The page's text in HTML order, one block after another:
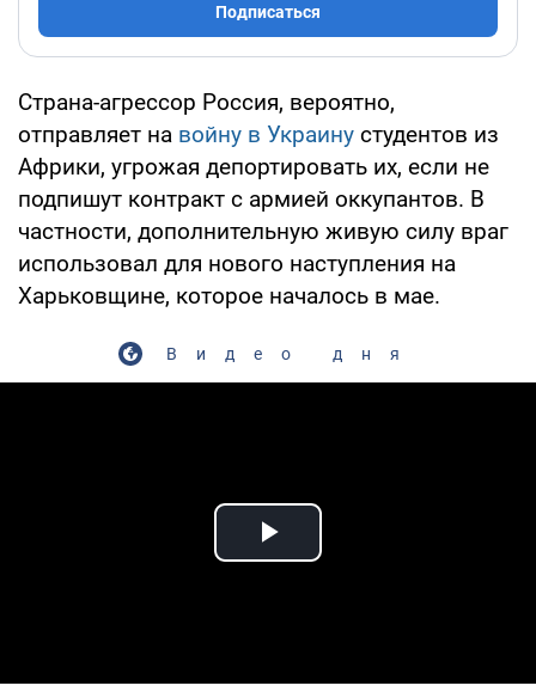
Подписаться
Страна-агрессор Россия, вероятно,
отправляет на войну в Украину студентов из
Африки, угрожая депортировать их, если не
подпишут контракт с армией оккупантов. В
частности, дополнительную живую силу враг
использовал для нового наступления на
Харьковщине, которое началось в мае.
Видео дня
Play Video